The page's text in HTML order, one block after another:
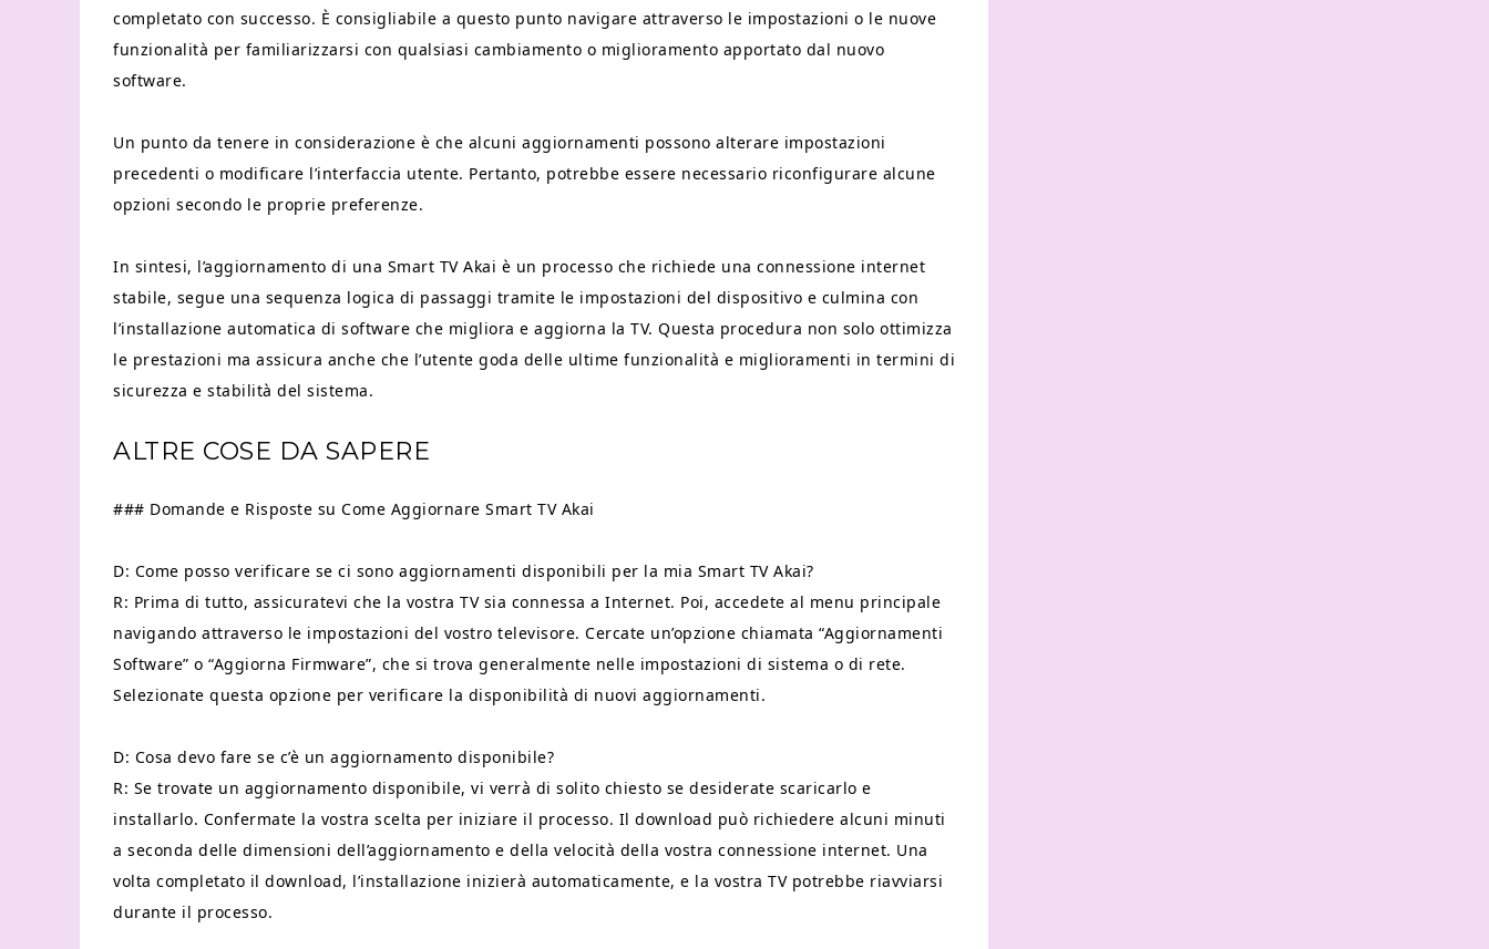
completato con successo. È consigliabile a questo punto navigare attraverso le impostazioni o le nuove
funzionalità per familiarizzarsi con qualsiasi cambiamento o miglioramento apportato dal nuovo
software.
Un punto da tenere in considerazione è che alcuni aggiornamenti possono alterare impostazioni
precedenti o modificare l’interfaccia utente. Pertanto, potrebbe essere necessario riconfigurare alcune
opzioni secondo le proprie preferenze.
In sintesi, l’aggiornamento di una Smart TV Akai è un processo che richiede una connessione internet
stabile, segue una sequenza logica di passaggi tramite le impostazioni del dispositivo e culmina con
l’installazione automatica di software che migliora e aggiorna la TV. Questa procedura non solo ottimizza
le prestazioni ma assicura anche che l’utente goda delle ultime funzionalità e miglioramenti in termini di
sicurezza e stabilità del sistema.
ALTRE COSE DA SAPERE
### Domande e Risposte su Come Aggiornare Smart TV Akai
D: Come posso verificare se ci sono aggiornamenti disponibili per la mia Smart TV Akai?
R: Prima di tutto, assicuratevi che la vostra TV sia connessa a Internet. Poi, accedete al menu principale
navigando attraverso le impostazioni del vostro televisore. Cercate un’opzione chiamata “Aggiornamenti
Software” o “Aggiorna Firmware”, che si trova generalmente nelle impostazioni di sistema o di rete.
Selezionate questa opzione per verificare la disponibilità di nuovi aggiornamenti.
D: Cosa devo fare se c’è un aggiornamento disponibile?
R: Se trovate un aggiornamento disponibile, vi verrà di solito chiesto se desiderate scaricarlo e
installarlo. Confermate la vostra scelta per iniziare il processo. Il download può richiedere alcuni minuti
a seconda delle dimensioni dell’aggiornamento e della velocità della vostra connessione internet. Una
volta completato il download, l’installazione inizierà automaticamente, e la vostra TV potrebbe riavviarsi
durante il processo.